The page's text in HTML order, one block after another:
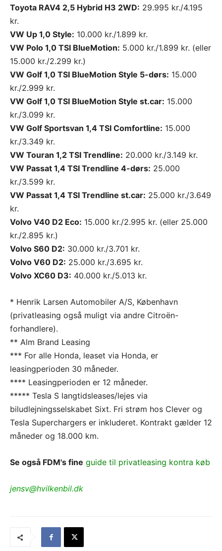
Toyota RAV4 2,5 Hybrid H3 2WD: 29.995 kr./4.195
kr.
VW Up 1,0 Style: 10.000 kr./1.899 kr.
VW Polo 1,0 TSI BlueMotion: 5.000 kr./1.899 kr. (eller
15.000 kr./2.299 kr.)
VW Golf 1,0 TSI BlueMotion Style 5-dørs: 15.000
kr./2.999 kr.
VW Golf 1,0 TSI BlueMotion Style st.car: 15.000
kr./3.099 kr.
VW Golf Sportsvan 1,4 TSI Comfortline: 15.000
kr./3.349 kr.
VW Touran 1,2 TSI Trendline: 20.000 kr./3.149 kr.
VW Passat 1,4 TSI Trendline 4-dørs: 25.000
kr./3.599 kr.
VW Passat 1,4 TSI Trendline st.car: 25.000 kr./3.649
kr.
Volvo V40 D2 Eco: 15.000 kr./2.995 kr. (eller 25.000
kr./2.895 kr.)
Volvo S60 D2: 30.000 kr./3.701 kr.
Volvo V60 D2: 25.000 kr./3.695 kr.
Volvo XC60 D3: 40.000 kr./5.013 kr.
* Henrik Larsen Automobiler A/S, København
(privatleasing også muligt via andre Citroën-
forhandlere).
** Alm Brand Leasing
*** For alle Honda, leaset via Honda, er
leasingperioden 30 måneder.
**** Leasingperioden er 12 måneder.
***** Tesla S langtidsleases/lejes via
biludlejningsselskabet Sixt. Fri strøm hos Clever og
Tesla Superchargers er inkluderet. Kontrakt gælder 12
måneder og 18.000 km.
Se også FDM's fine guide til privatleasing kontra køb
jensv@hvilkenbil.dk